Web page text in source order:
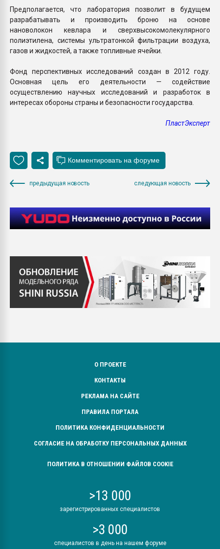
Предполагается, что лаборатория позволит в будущем
разрабатывать и производить броню на основе
нановолокон кевлара и сверхвысокомолекулярного
полиэтилена, системы ультратонкой фильтрации воздуха,
газов и жидкостей, а также топливные ячейки.
Фонд перспективных исследований создан в 2012 году.
Основная цель его деятельности — содействие
осуществлению научных исследований и разработок в
интересах обороны страны и безопасности государства.
ПластЭксперт
предыдущая новость следующая новость
О ПРОЕКТЕ
КОНТАКТЫ
РЕКЛАМА НА САЙТЕ
ПРАВИЛА ПОРТАЛА
ПОЛИТИКА КОНФИДЕНЦИАЛЬНОСТИ
СОГЛАСИЕ НА ОБРАБОТКУ ПЕРСОНАЛЬНЫХ ДАННЫХ
ПОЛИТИКА В ОТНОШЕНИИ ФАЙЛОВ COOKIE
>13 000
зарегистрированных специалистов
>3 000
специалистов в день на нашем форуме